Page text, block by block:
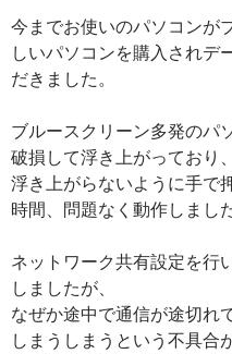
今までお使いのパソコンが
しいパソコンを購入されデ
だきました。
ブルースクリーン多発のパ
破損して浮き上がっており、
浮き上がらないように手で
時間、問題なく動作しました
ネットワーク共有設定を行
しましたが、
なぜか途中で通信が途切れ
しまうしまうという不具合